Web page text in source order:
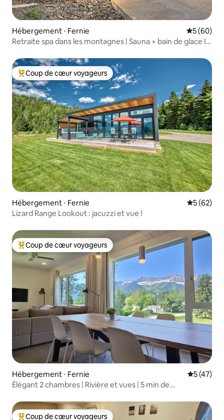
Hébergement ⋅ Fernie
5 (60)
Retraite spa dans les montagnes | Sauna + bain de glace I
Coups de cœur voyageurs les plus appréciés
Coup de cœur voyageurs
Hébergement ⋅ Fernie
5 (62)
Lizard Range Lookout : jacuzzi et vue !
Coups de cœur voyageurs les plus appréciés
Coup de cœur voyageurs
Hébergement ⋅ Fernie
5 (47)
Élégant 2 chambres | Rivière et vues | 5 min de
Coup de cœur voyageurs